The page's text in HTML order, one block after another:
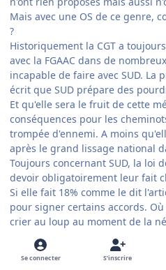
Mais avec une OS de ce genre,
?
Historiquement la CGT a
avec la FGAAC dans de
incapable de faire avec SUD. La
écrit que SUD prépare des
Et qu'elle sera le fruit de cette
conséquences pour les
trompée d'ennemi. A moins
après le grand lissage national
Toujours concernant SUD, la loi
devoir obligatoirement leur fait
Si elle fait 18% comme le dit
pour signer certains accords.
crier au loup au moment de la
ensuite de ne rien faire.
Je pense que la direction a tout
Se connecter S’inscrire